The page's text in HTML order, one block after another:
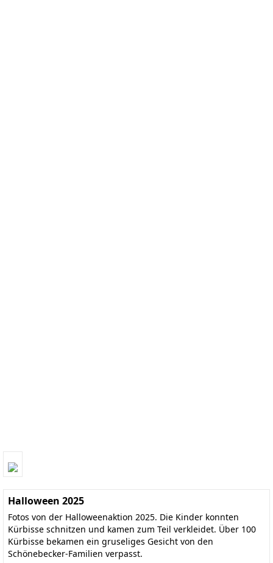
Halloween 2025
Fotos von der Halloweenaktion 2025. Die Kinder konnten
Kürbisse schnitzen und kamen zum Teil verkleidet. Über 100
Kürbisse bekamen ein gruseliges Gesicht von den
Schönebecker-Familien verpasst.